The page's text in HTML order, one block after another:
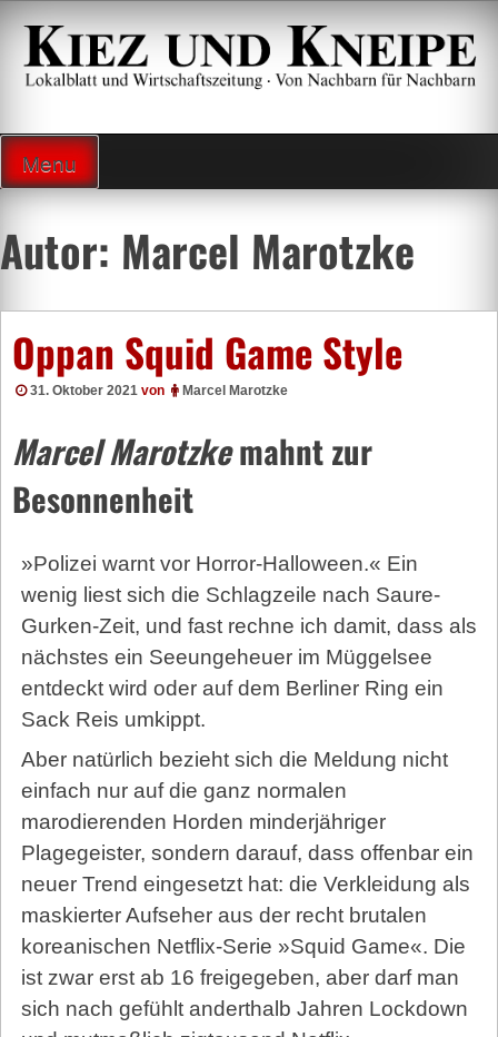
Zum
Inhalt
springen
Menu
Autor: Marcel Marotzke
Oppan Squid Game Style
31. Oktober 2021 von Marcel Marotzke
Marcel Marotzkemahnt zur
Besonnenheit
»Polizei warnt vor Horror-Halloween.« Ein
wenig liest sich die Schlagzeile nach Saure-
Gurken-Zeit, und fast rechne ich damit, dass als
nächstes ein See­ungeheuer im Müggelsee
entdeckt wird oder auf dem Berliner Ring ein
Sack Reis umkippt.
Aber natürlich bezieht sich die Meldung nicht
einfach nur auf die ganz normalen
marodierenden Horden minderjähriger
Plagegeister, sondern darauf, dass offenbar ein
neuer Trend eingesetzt hat: die Verkleidung als
maskierter Aufseher aus der recht brutalen
koreanischen Netflix-Serie »Squid Game«. Die
ist zwar erst ab 16 freigegeben, aber darf man
sich nach gefühlt anderthalb Jahren Lockdown